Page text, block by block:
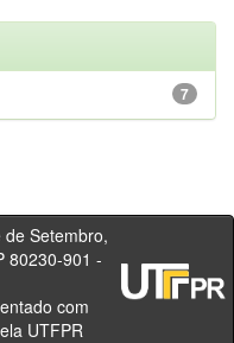
7
80230-901 -
- Brasil
com
UTFPR